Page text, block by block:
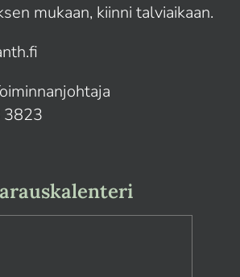
mukaan, kiinni talviaikaan.
3823